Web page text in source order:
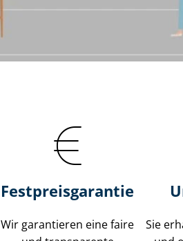
Fest­preis­ga­ran­tie
Wir garantieren eine faire
Sie